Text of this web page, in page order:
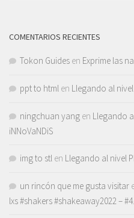
COMENTARIOS RECIENTES
Tokon Guides en Exprime las
ppt to html en Llegando al nivel
ningchuan yang en Llegando
iNNoVaNDiS
img to stl en Llegando al nivel
un rincón que me gusta visitar
lxs #shakers #shakeaway2022 –